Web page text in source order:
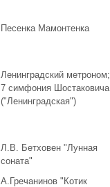
Песенка Мамонтенка
Ленинградский метроном;
7 симфония Шостаковича
("Ленинградская")
Л.В. Бетховен "Лунная
соната"
А.Гречанинов "Котик